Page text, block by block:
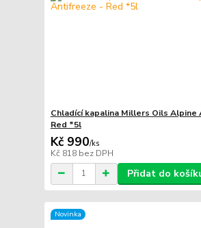
Chladící kapalina Millers Oils
Red *5l
Kč 990/ks
Kč 818 bez DPH
Přidat do
Novinka